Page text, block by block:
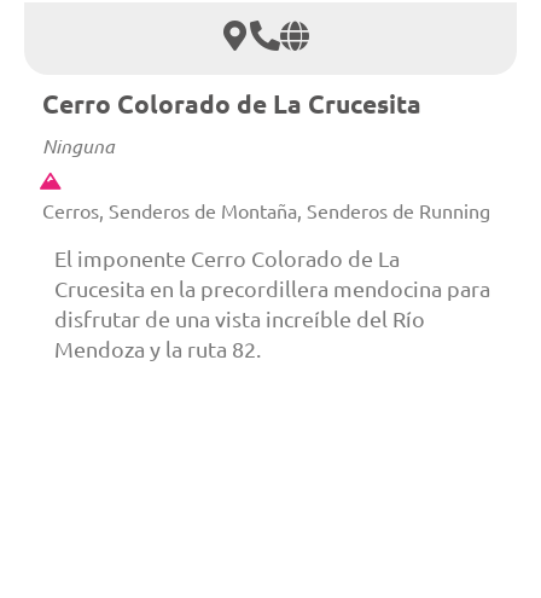
Cerro Colorado de La Crucesita
Ninguna
Cerros, Senderos de Montaña, Senderos de Running
El imponente Cerro Colorado de La
Crucesita en la precordillera mendocina para
disfrutar de una vista increíble del Río
Mendoza y la ruta 82.